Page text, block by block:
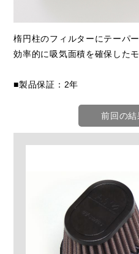
楕円柱のフィルターにテーパ
効率的に吸気面積を確保したモ
■製品保証：2年
前回の結